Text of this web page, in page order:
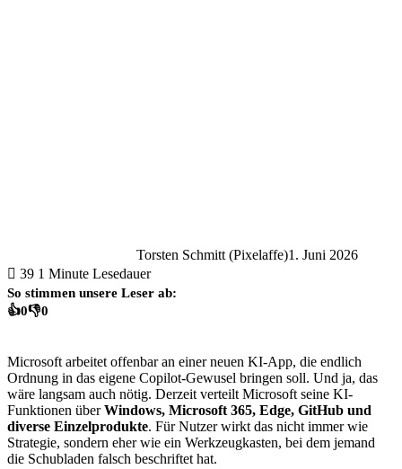
Torsten Schmitt (Pixelaffe)1. Juni 2026
39 1 Minute Lesedauer
So stimmen unsere Leser ab:
👍0👎0
Microsoft arbeitet offenbar an einer neuen KI-App, die endlich
Ordnung in das eigene Copilot-Gewusel bringen soll. Und ja, das
wäre langsam auch nötig. Derzeit verteilt Microsoft seine KI-
Funktionen überWindows, Microsoft 365, Edge, GitHub und
diverse Einzelprodukte. Für Nutzer wirkt das nicht immer wie
Strategie, sondern eher wie ein Werkzeugkasten, bei dem jemand
die Schubladen falsch beschriftet hat.